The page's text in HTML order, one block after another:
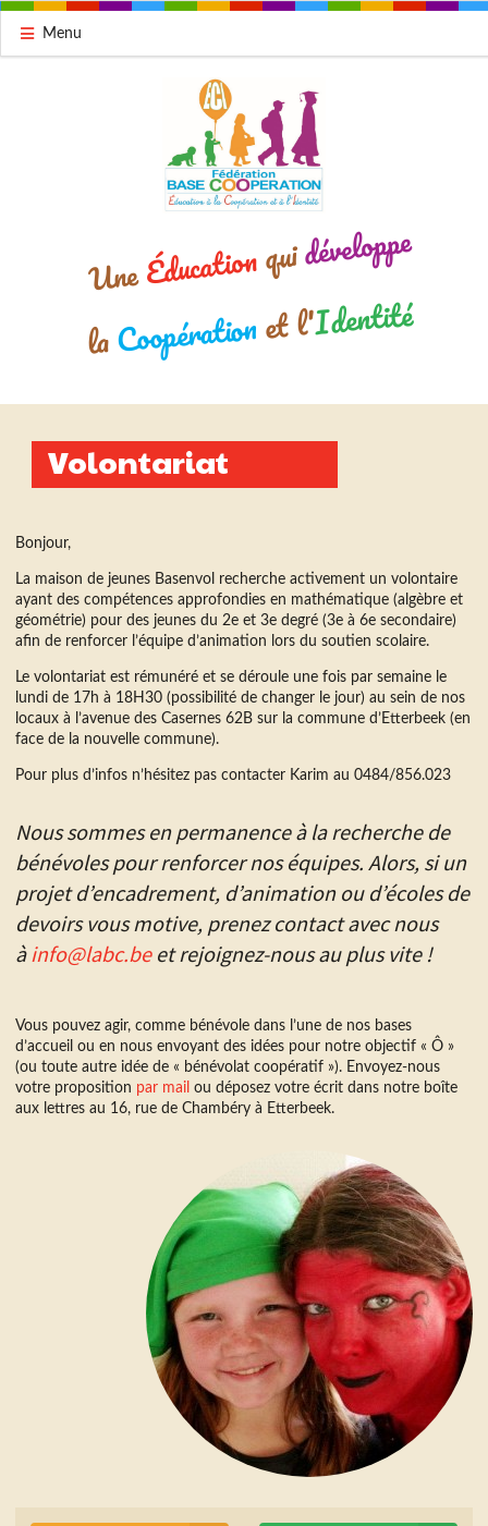
UneÉducationquidéveloppe
laCoopérationet l'Identité
Menu
Volontariat
Bonjour,
La maison de jeunes Basenvol recherche activement un volontaire
ayant des compétences approfondies en mathématique (algèbre et
géométrie) pour des jeunes du 2e et 3e degré (3e à 6e secondaire)
afin de renforcer l’équipe d’animation lors du soutien scolaire.
Le volontariat est rémunéré et se déroule une fois par semaine le
lundi de 17h à 18H30 (possibilité de changer le jour) au sein de nos
locaux à l’avenue des Casernes 62B sur la commune d’Etterbeek (en
face de la nouvelle commune).
Pour plus d’infos n’hésitez pas contacter Karim au 0484/856.023
Nous sommes en permanence à la recherche de
bénévoles pour renforcer nos équipes. Alors, si un
projet d’encadrement, d’animation ou d’écoles de
devoirs vous motive, prenez contact avec nous
à info@labc.be et rejoignez-nous au plus vite !
Vous pouvez agir, comme bénévole dans l’une de nos bases
d’accueil ou en nous envoyant des idées pour notre objectif « Ô »
(ou toute autre idée de « bénévolat coopératif »). Envoyez-nous
votre proposition par mail ou déposez votre écrit dans notre boîte
aux lettres au 16, rue de Chambéry à Etterbeek.